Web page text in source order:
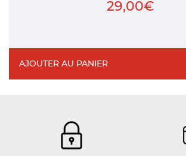
29,00€
AJOUTER AU PANIER